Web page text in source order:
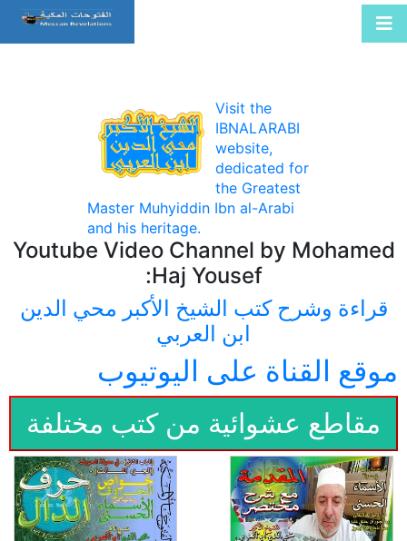
Visit the
IBNALARABI
website,
dedicated for
the Greatest
Master Muhyiddin Ibn al-Arabi
and his heritage.
Youtube Video Channel by Mohamed
Haj Yousef:
قراءة وشرح كتب الشيخ الأكبر محي الدين
ابن العربي
موقع القناة على اليوتيوب
مقاطع عشوائية من كتب مختلفة